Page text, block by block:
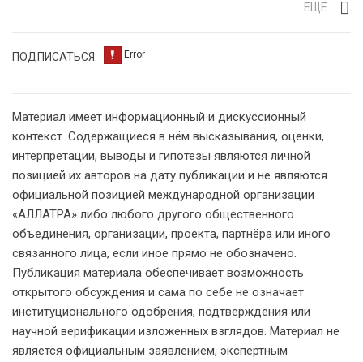
ЕЩЕ
ПОДПИСАТЬСЯ:
Материал имеет информационный и дискуссионный
контекст. Содержащиеся в нём высказывания, оценки,
интерпретации, выводы и гипотезы являются личной
позицией их авторов на дату публикации и не являются
официальной позицией международной организации
«АЛЛАТРА» либо любого другого общественного
объединения, организации, проекта, партнёра или иного
связанного лица, если иное прямо не обозначено.
Публикация материала обеспечивает возможность
открытого обсуждения и сама по себе не означает
институционального одобрения, подтверждения или
научной верификации изложенных взглядов. Материал не
является официальным заявлением, экспертным